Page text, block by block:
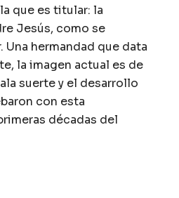
que es titular: la
Jesús, como se
Una hermandad que data
la imagen actual es de
suerte y el desarrollo
con esta
décadas del